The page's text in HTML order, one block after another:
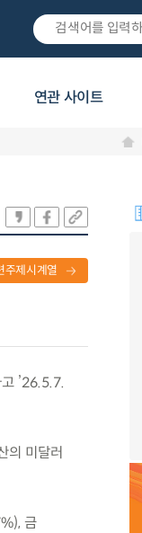
연관 사이트
주제시계열
’26.5.7.
의 미달러
금